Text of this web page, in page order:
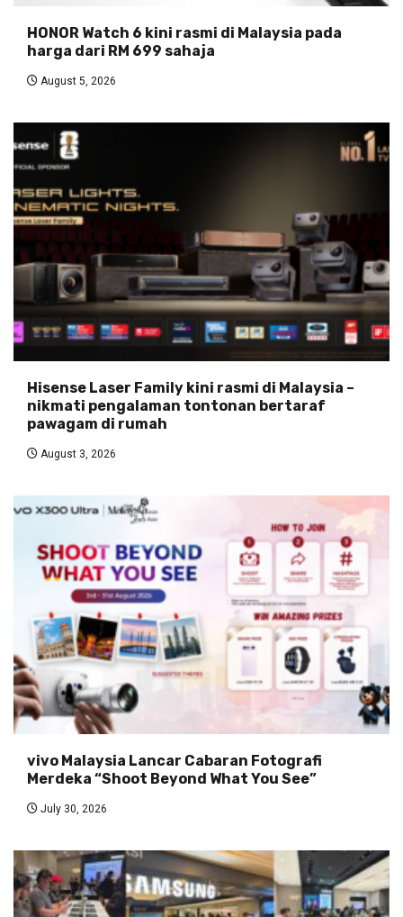
HONOR Watch 6 kini rasmi di Malaysia pada
harga dari RM 699 sahaja
August 5, 2026
Hisense Laser Family kini rasmi di Malaysia –
nikmati pengalaman tontonan bertaraf
pawagam di rumah
August 3, 2026
vivo Malaysia Lancar Cabaran Fotografi
Merdeka “Shoot Beyond What You See”
July 30, 2026